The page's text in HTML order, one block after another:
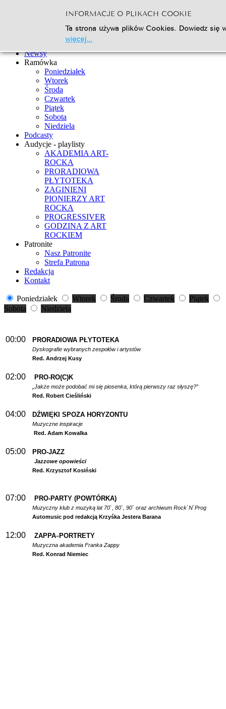
Go
Strona Główna
Newsy
Ramówka
Poniedziałek
Wtorek
Środa
Czwartek
Piątek
Sobota
Niedziela
Podcasty
Audycje - playlisty
AKADEMIA ART-
ROCKA
PRORADIOWA
PŁYTOTEKA
ZAGINIENI
PIONIERZY ART
ROCKA
PROGRESSIVER
GODZINA Z ART
ROCKIEM
Patronite
Nasz Patronite
Strefa Patrona
Redakcja
Kontakt
Poniedziałek Wtorek Środa Czwartek
Piątek
Sobota
Niedziela
00:00 PRORADIOWA PŁYTOTEKA
Dyskografie wybranych zespołów i artystów
Red. Andrzej Kusy
02:00 PRO-RO(C)K
„Jakże może podobać mi się piosenka, którą pierwszy raz słyszę?”
Red. Robert Cieśliński
04:00 DŹWIĘKI SPOZA HORYZONTU
Muzyczne inspiracje
Red. Adam Kowalka
05:00 PRO-JAZZ
Jazzowe opowieści
Red. Krzysztof Kosiński
07:00 PRO-PARTY (POWTÓRKA)
Muzyczny klub z muzyką lat 70`, 80`, 90` oraz archiwum Rock`N`Prog
Automusic pod redakcją Krzyśka Jestera Barana
12:00 ZAPPA–PORTRETY
Muzyczna akademia Franka Zappy
Red. Konrad Niemiec
INFORMACJE O PLIKACH COOKIE
Ta strona używa plików Cookies. Dowiedz
więcej...